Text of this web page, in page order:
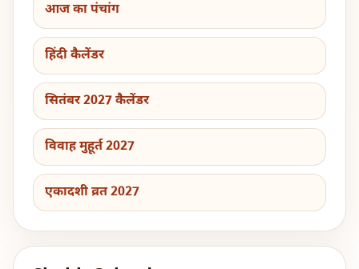
आज का पंचांग
हिंदी कैलेंडर
सितंबर 2027 कैलेंडर
विवाह मुहूर्त 2027
एकादशी व्रत 2027